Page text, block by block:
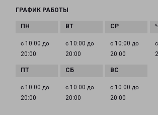
ГРАФИК РАБОТЫ
с 10:00 до
20:00
с 10:00 до
20:00
с 10:00 до
20:00
с 10:00 до
20:00
с 10:00 до
20:00
с 10:00 до
20:00